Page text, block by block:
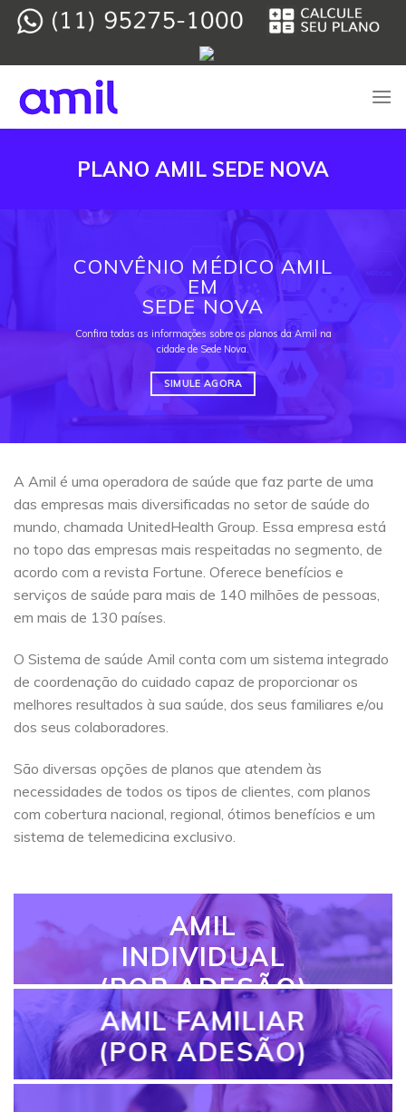
Skip
PLANO AMIL SEDE NOVA
CONVÊNIO MÉDICO AMIL
EM
SEDE NOVA
Confira todas as informações sobre os planos da Amil na
cidade de Sede Nova.
SIMULE AGORA
A Amil é uma operadora de saúde que faz parte de uma
das empresas mais diversificadas no setor de saúde do
mundo, chamada UnitedHealth Group. Essa empresa está
no topo das empresas mais respeitadas no segmento, de
acordo com a revista Fortune. Oferece benefícios e
serviços de saúde para mais de 140 milhões de pessoas,
em mais de 130 países.
O Sistema de saúde Amil conta com um sistema integrado
de coordenação do cuidado capaz de proporcionar os
melhores resultados à sua saúde, dos seus familiares e/ou
dos seus colaboradores.
São diversas opções de planos que atendem às
necessidades de todos os tipos de clientes, com planos
com cobertura nacional, regional, ótimos benefícios e um
sistema de telemedicina exclusivo.
AMIL
INDIVIDUAL
(POR ADESÃO)
AMIL FAMILIAR
(POR ADESÃO)